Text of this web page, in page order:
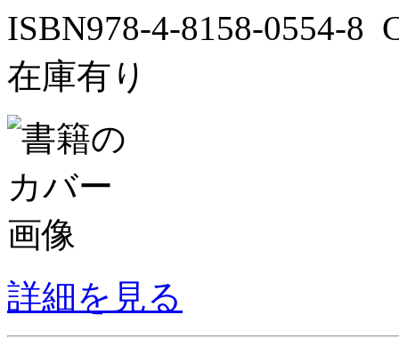
ISBN978-4-8158-0554-8
在庫有り
詳細を見る